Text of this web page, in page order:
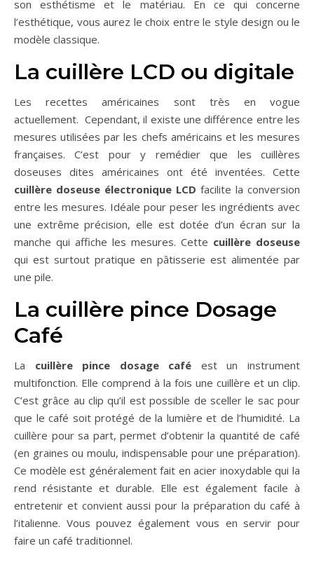
son esthétisme et le matériau. En ce qui concerne
l’esthétique, vous aurez le choix entre le style design ou le
modèle classique.
La cuillère LCD ou digitale
Les recettes américaines sont très en vogue
actuellement. Cependant, il existe une différence entre les
mesures utilisées par les chefs américains et les mesures
françaises. C’est pour y remédier que les cuillères
doseuses dites américaines ont été inventées. Cette
cuillère doseuse électronique LCD facilite la conversion
entre les mesures. Idéale pour peser les ingrédients avec
une extrême précision, elle est dotée d’un écran sur la
manche qui affiche les mesures. Cette cuillère doseuse
qui est surtout pratique en pâtisserie est alimentée par
une pile.
La cuillère pince Dosage
Café
La cuillère pince dosage café est un instrument
multifonction. Elle comprend à la fois une cuillère et un clip.
C’est grâce au clip qu’il est possible de sceller le sac pour
que le café soit protégé de la lumière et de l’humidité. La
cuillère pour sa part, permet d’obtenir la quantité de café
(en graines ou moulu, indispensable pour une préparation).
Ce modèle est généralement fait en acier inoxydable qui la
rend résistante et durable. Elle est également facile à
entretenir et convient aussi pour la préparation du café à
l’italienne. Vous pouvez également vous en servir pour
faire un café traditionnel.